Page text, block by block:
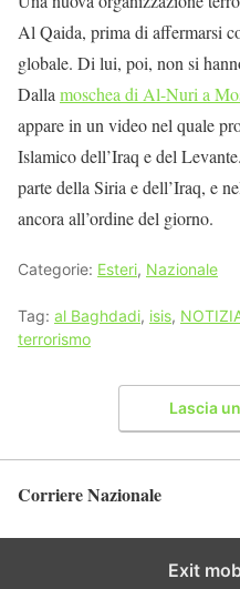
Al Qaida, prima di affermarsi
globale. Di lui, poi, non si
Dalla moschea di Al-Nuri a
appare in un video nel quale
Islamico dell’Iraq e del
parte della Siria e dell’Iraq, e
ancora all’ordine del giorno.
Categorie: Esteri, Nazionale
Tag: al Baghdadi, isis,
terrorismo
Lascia
Corriere Nazionale
Exit